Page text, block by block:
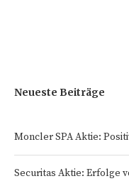
Neueste Beiträge
Moncler SPA Aktie:
Securitas Aktie: Erfolge